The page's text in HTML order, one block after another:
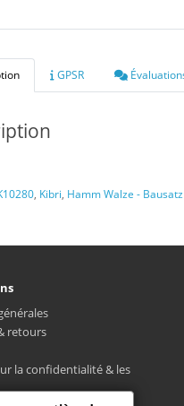
GPSR
, Kibri, Hamm Walze -
retours
la confidentialité & les